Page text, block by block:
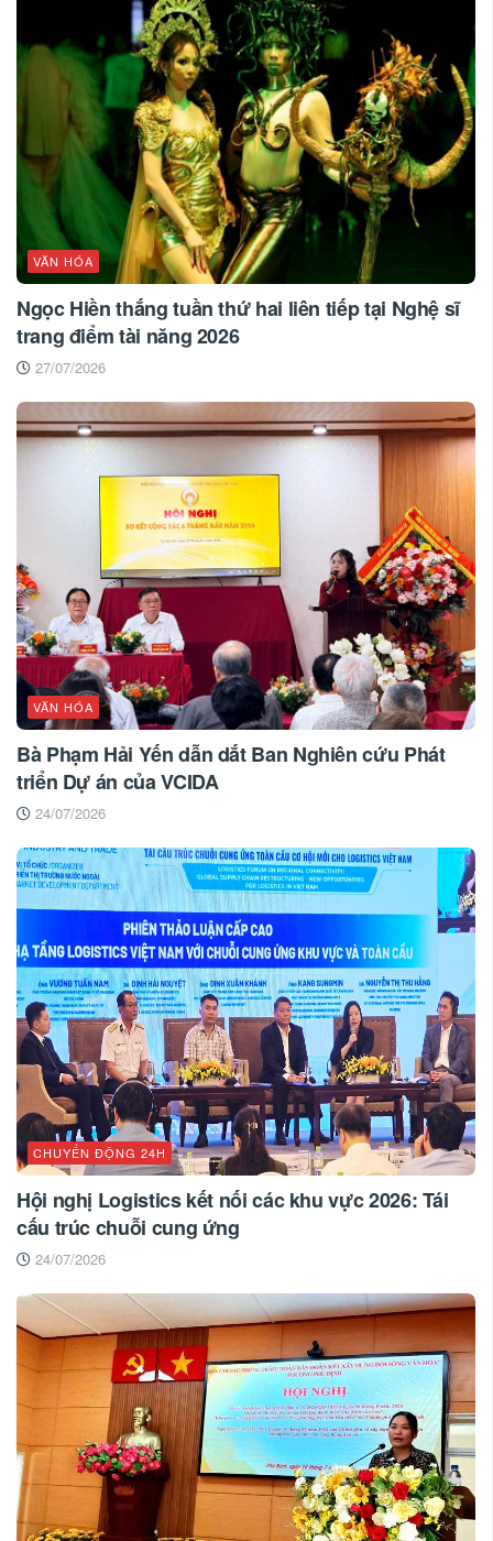
VĂN HÓA
Ngọc Hiền thắng tuần thứ hai liên tiếp tại Nghệ sĩ
trang điểm tài năng 2026
27/07/2026
VĂN HÓA
Bà Phạm Hải Yến dẫn dắt Ban Nghiên cứu Phát
triển Dự án của VCIDA
24/07/2026
CHUYỂN ĐỘNG 24H
Hội nghị Logistics kết nối các khu vực 2026: Tái
cấu trúc chuỗi cung ứng
24/07/2026